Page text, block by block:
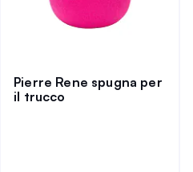
Pierre Rene spugna per
il trucco